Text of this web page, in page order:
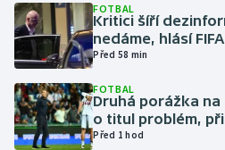
Házená
Jezdectví
Judo
Krasobruslení
FOTBAL
Kritici šíří
nedáme, hlásí FIFA
Před 58 min
FOTBAL
Druhá porážka
o titul problém,
Před 1 hod